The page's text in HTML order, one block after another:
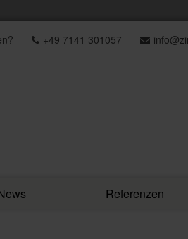
+49 7141 301057
Referenzen